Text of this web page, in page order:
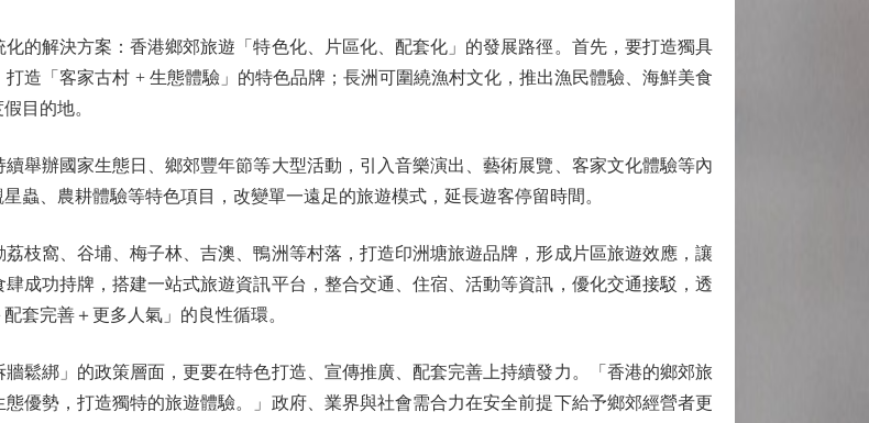
解決方案：香港鄉郊旅遊「特色化、片區化、配套化」的發展路徑。首先，要打造獨具
造「客家古村 + 生態體驗」的特色品牌；長洲可圍繞漁村文化，推出漁民體驗、海鮮美食
目的地。
辦國家生態日、鄉郊豐年節等大型活動，引入音樂演出、藝術展覽、客家文化體驗等內
蟲、農耕體驗等特色項目，改變單一遠足的旅遊模式，延長遊客停留時間。
窩、谷埔、梅子林、吉澳、鴨洲等村落，打造印洲塘旅遊品牌，形成片區旅遊效應，讓
成功持牌，搭建一站式旅遊資訊平台，整合交通、住宿、活動等資訊，優化交通接駁，透
套完善＋更多人氣」的良性循環。
綁」的政策層面，更要在特色打造、宣傳推廣、配套完善上持續發力。「香港的鄉郊旅
優勢，打造獨特的旅遊體驗。」政府、業界與社會需合力在安全前提下給予鄉郊經營者更